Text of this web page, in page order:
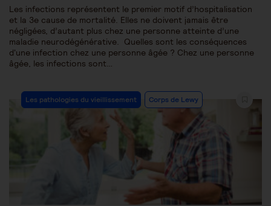
Les infections représentent le premier motif d’hospitalisation
et la 3e cause de mortalité. Elles ne doivent jamais être
négligées, d’autant plus chez une personne atteinte d’une
maladie neurodégénérative. Quelles sont les conséquences
d'une infection chez une personne âgée ? Chez une personne
âgée, les infections sont…
Post
Category:
Les pathologies du vieillissement Corps de Lewy